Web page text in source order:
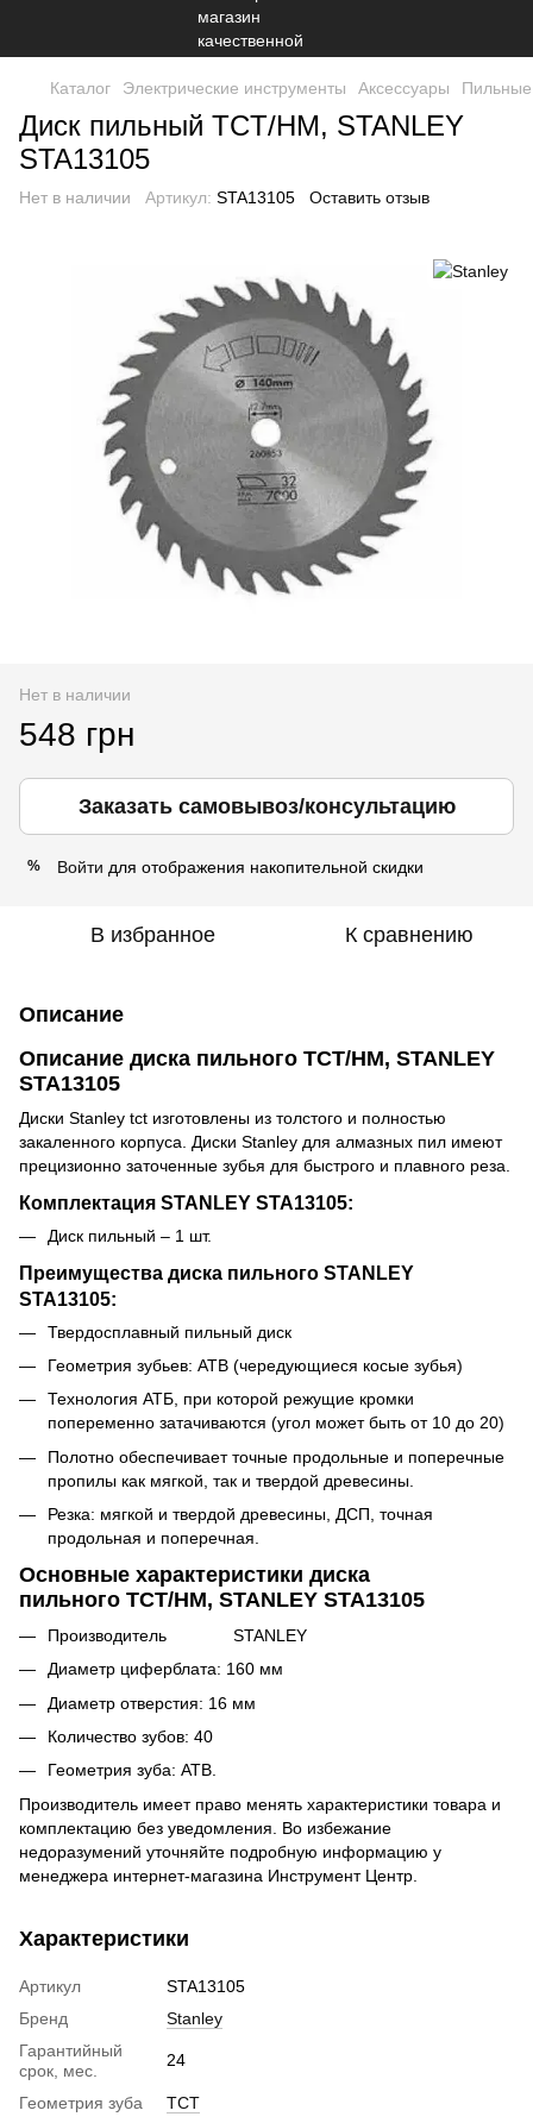
Каталог Электрические инструменты Аксессуары Пильные
Диск пильный TCT/HM, STANLEY
STA13105
Нет в наличии Артикул: STA13105 Оставить отзыв
Нет в наличии
548 грн
Заказать самовывоз/консультацию
% Войти для отображения накопительной скидки
В избранное К сравнению
Описание
Описание диска пильного TCT/HM, STANLEY
STA13105
Диски Stanley tct изготовлены из толстого и полностью
закаленного корпуса. Диски Stanley для алмазных пил имеют
прецизионно заточенные зубья для быстрого и плавного реза.
Комплектация STANLEY STA13105:
Диск пильный – 1 шт.
Преимущества диска пильного STANLEY
STA13105:
Твердосплавный пильный диск
Геометрия зубьев: ATB (чередующиеся косые зубья)
Технология АТБ, при которой режущие кромки
попеременно затачиваются (угол может быть от 10 до 20)
Полотно обеспечивает точные продольные и поперечные
пропилы как мягкой, так и твердой древесины.
Резка: мягкой и твердой древесины, ДСП, точная
продольная и поперечная.
Основные характеристики диска
пильного TCT/HM, STANLEY STA13105
Производитель STANLEY
Диаметр циферблата: 160 мм
Диаметр отверстия: 16 мм
Количество зубов: 40
Геометрия зуба: ATB.
Производитель имеет право менять характеристики товара и
комплектацию без уведомления. Во избежание
недоразумений уточняйте подробную информацию у
менеджера интернет-магазина Инструмент Центр.
Характеристики
Артикул
STA13105
Бренд
Stanley
Гарантийный
срок, мес.
24
Геометрия зуба
TCT